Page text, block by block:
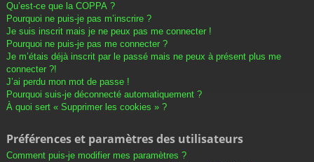
Qu’est-ce que la COPPA ?
Pourquoi ne puis-je pas m’inscrire ?
Je suis inscrit mais je ne peux pas me connecter !
Pourquoi ne puis-je pas me connecter ?
Je m’étais déjà inscrit par le passé mais ne peux à présent plus me
connecter ?!
J’ai perdu mon mot de passe !
Pourquoi suis-je déconnecté automatiquement ?
À quoi sert « Supprimer les cookies » ?
Préférences et paramètres des utilisateurs
Comment puis-je modifier mes paramètres ?